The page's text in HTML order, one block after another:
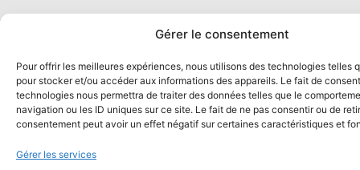
Gérer le consentement
Pour offrir les meilleures expériences, nous utilisons des technologies telles
pour stocker et/ou accéder aux informations des appareils. Le fait de
technologies nous permettra de traiter des données telles que le
navigation ou les ID uniques sur ce site. Le fait de ne pas consentir ou de
consentement peut avoir un effet négatif sur certaines caractéristiques et
Gérer les services
A
PROPOS
476
Rte
de
Neufchâtel,
Quincampoix